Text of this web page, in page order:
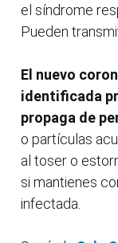
el síndrome
Pueden
El nuevo
identificada
propaga de
o partículas
al toser o
si mantienes
infectada.